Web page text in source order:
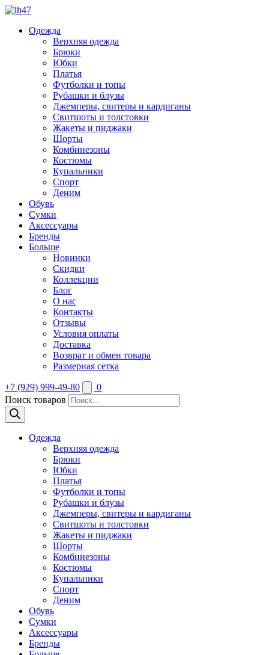
Одежда
Верхняя одежда
Брюки
Юбки
Платья
Футболки и топы
Рубашки и блузы
Джемперы, свитеры и кардиганы
Свитшоты и толстовки
Жакеты и пиджаки
Шорты
Комбинезоны
Костюмы
Купальники
Спорт
Деним
Обувь
Сумки
Аксессуары
Бренды
Больше
Новинки
Скидки
Коллекции
Блог
О нас
Контакты
Отзывы
Условия оплаты
Доставка
Возврат и обмен товара
Размерная сетка
+7 (929) 999-49-80
0
Поиск товаров
Одежда
Верхняя одежда
Брюки
Юбки
Платья
Футболки и топы
Рубашки и блузы
Джемперы, свитеры и кардиганы
Свитшоты и толстовки
Жакеты и пиджаки
Шорты
Комбинезоны
Костюмы
Купальники
Спорт
Деним
Обувь
Сумки
Аксессуары
Бренды